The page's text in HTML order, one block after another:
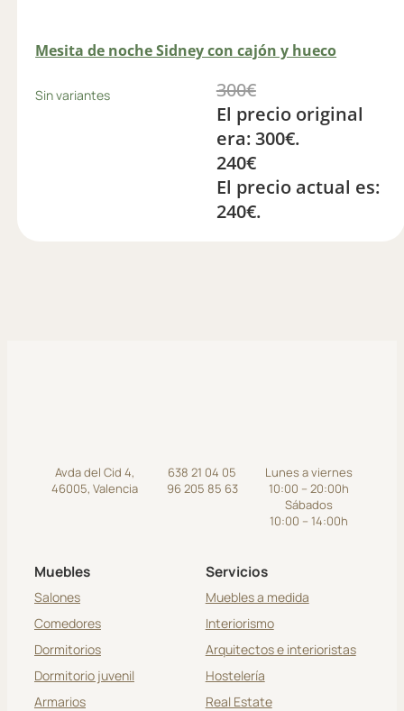
Mesita de noche Sidney con cajón y hueco
Sin variantes 300€
El precio original
era: 300€.
240€
El precio actual es:
240€.
Avda del Cid 4,
46005, Valencia
638 21 04 05
96 205 85 63
Lunes a viernes
10:00 – 20:00h
Sábados
10:00 – 14:00h
Muebles
Salones
Comedores
Dormitorios
Dormitorio juvenil
Armarios
Servicios
Muebles a medida
Interiorismo
Arquitectos e interioristas
Hostelería
Real Estate